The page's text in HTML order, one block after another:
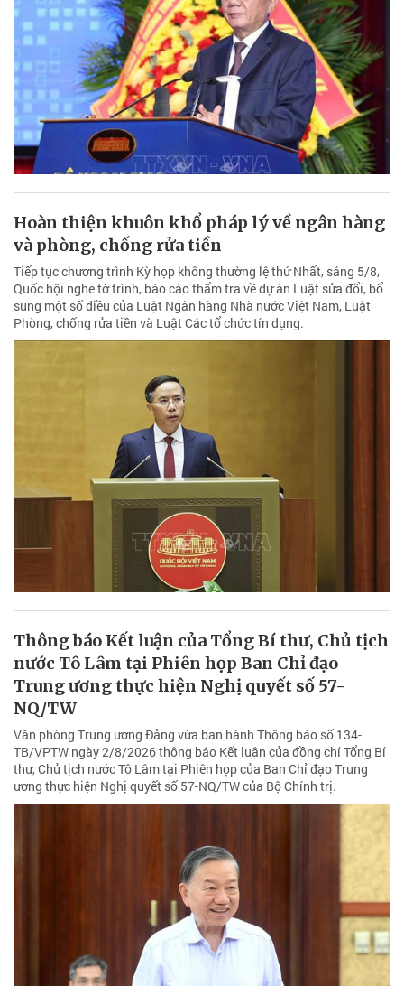
Hoàn thiện khuôn khổ pháp lý về ngân hàng
và phòng, chống rửa tiền
Tiếp tục chương trình Kỳ họp không thường lệ thứ Nhất, sáng 5/8,
Quốc hội nghe tờ trình, báo cáo thẩm tra về dự án Luật sửa đổi, bổ
sung một số điều của Luật Ngân hàng Nhà nước Việt Nam, Luật
Phòng, chống rửa tiền và Luật Các tổ chức tín dụng.
Thông báo Kết luận của Tổng Bí thư, Chủ tịch
nước Tô Lâm tại Phiên họp Ban Chỉ đạo
Trung ương thực hiện Nghị quyết số 57-
NQ/TW
Văn phòng Trung ương Đảng vừa ban hành Thông báo số 134-
TB/VPTW ngày 2/8/2026 thông báo Kết luận của đồng chí Tổng Bí
thư, Chủ tịch nước Tô Lâm tại Phiên họp của Ban Chỉ đạo Trung
ương thực hiện Nghị quyết số 57-NQ/TW của Bộ Chính trị.